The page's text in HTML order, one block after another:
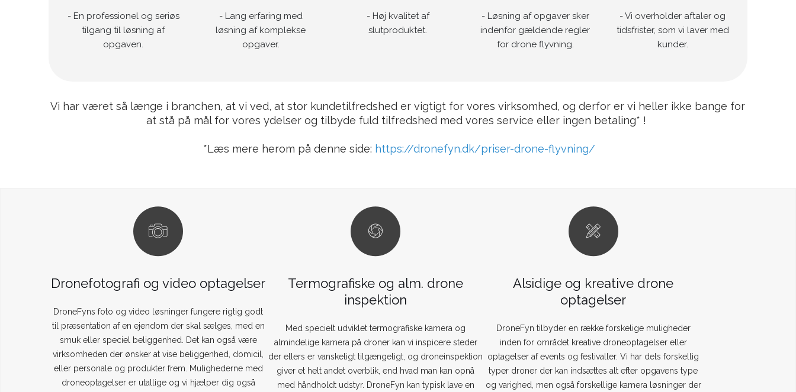
- En professionel og seriøs
tilgang til løsning af
opgaven.
- Lang erfaring med
løsning af komplekse
opgaver.
- Høj kvalitet af
slutproduktet.
- Løsning af opgaver sker
indenfor gældende regler
for drone flyvning.
- Vi overholder aftaler og
tidsfrister, som vi laver med
kunder.
Vi har været så længe i branchen, at vi ved, at stor kundetilfredshed er vigtigt for vores virksomhed, og derfor er vi heller ikke bange for
atstå på mål for vores ydelser og tilbyde fuld tilfredshed med vores service eller ingen betaling* !
*Læs mere herom på denne side: https://dronefyn.dk/priser-drone-flyvning/
Dronefotografi og video optagelser
DroneFyns foto og video løsninger fungere rigtig godt
til præsentation af en ejendom der skal sælges, med en
smuk eller speciel beliggenhed. Det kan også være
virksomheden der ønsker at vise beliggenhed, domicil,
eller personale og produkter frem. Mulighederne med
droneoptagelser er utallige og vi hjælper dig også
Termografiske og alm. drone
inspektion
Med specielt udviklet termografiske kamera og
almindelige kamera på droner kan vi inspicere steder
der ellers er vanskeligt tilgængeligt, og droneinspektion
giver et helt andet overblik, end hvad man kan opnå
med håndholdt udstyr. DroneFyn kan typisk lave en
Alsidige og kreative drone
optagelser
DroneFyn tilbyder en række forskelige muligheder
inden for området kreative droneoptagelser eller
optagelser af events og festivaller. Vi har dels forskellig
typer droner der kan indsættes alt efter opgavens type
og varighed, men også forskellige kamera løsninger der